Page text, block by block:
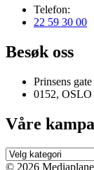
Telefon:
22 59 30 00
Besøk oss
Prinsens gate
0152, OSLO
Våre
Våre
kampanjer
© 2026